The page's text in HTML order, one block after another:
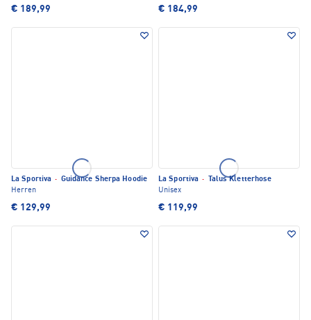
€ 189,99 € 184,99
La Sportiva · Guidance Sherpa Hoodie
Herren
€ 129,99
La Sportiva ·
Talus Kletterhose
Unisex
€ 119,99